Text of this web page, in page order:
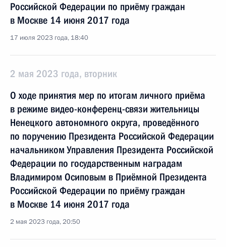
Российской Федерации по приёму граждан
в Москве 14 июня 2017 года
17 июля 2023 года, 18:40
2 мая 2023 года, вторник
О ходе принятия мер по итогам личного приёма
в режиме видео-конференц-связи жительницы
Ненецкого автономного округа, проведённого
по поручению Президента Российской Федерации
начальником Управления Президента Российской
Федерации по государственным наградам
Владимиром Осиповым в Приёмной Президента
Российской Федерации по приёму граждан
в Москве 14 июня 2017 года
2 мая 2023 года, 20:50